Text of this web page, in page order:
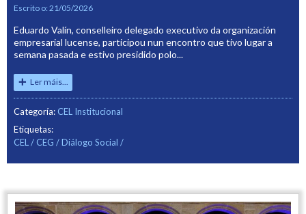
Escrito o: 21/05/2026
Eduardo Valín, conselleiro delegado executivo da organización
empresarial lucense, participou nun encontro que tivo lugar a
semana pasada e estivo presidido polo...
Ler máis...
Categoría: CEL Institucional
Etiquetas:
CEL
CEG Diálogo Social